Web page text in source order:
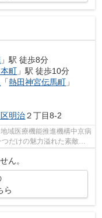
」駅 徒歩8分
町 」駅 徒歩10分
「熱田神宮伝馬町 」
明治２丁目8-2
域医療機能推進機構中京病
だけの魅力溢れた素敵な
ん。
ら